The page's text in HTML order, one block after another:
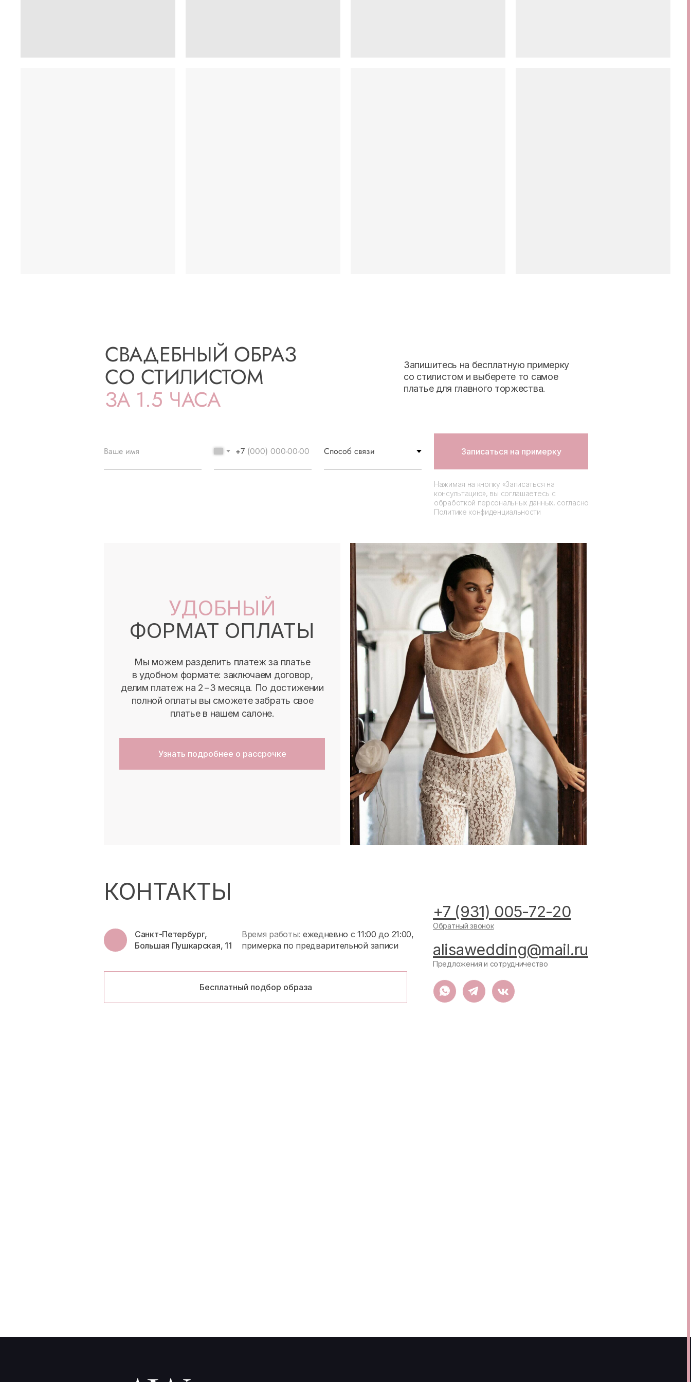
Запишитесь на бесплатную примерку
со стилистом и выберете то самое
платье для главного торжества.
Нажимая на кнопку «Записаться на
консультацию», вы соглашаетесь с
обработкой персональных данных, согласно
Политике конфиденциальности
СВАДЕБНЫЙ ОБРАЗ
СО СТИЛИСТОМ
ЗА 1.5 ЧАСА
+7 Записаться на примерку
Мы можем разделить платеж за платье
в удобном формате: заключаем договор,
делим платеж на 2−3 месяца. По достижении
полной оплаты вы сможете забрать свое
платье в нашем салоне.
УДОБНЫЙ
ФОРМАТ ОПЛАТЫ
Узнать подробнее о рассрочке
КОНТАКТЫ
Время работы: ежедневно с 11:00 до 21:00,
примерка по предварительной записи
+7 (931) 005-72-20
Санкт-Петербург,
Большая Пушкарская, 11
Обратный звонок
Предложения и сотрудничество
alisawedding@mail.ru
Бесплатный подбор образа